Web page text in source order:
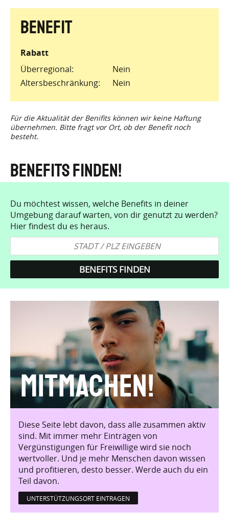
Rabatt
Überregional
Nein
Altersbeschränkung
Nein
Für die Aktualität der Benifits können wir keine Haftung
übernehmen. Bitte fragt vor Ort, ob der Benefit noch
besteht.
Benefits finden!
Du möchtest wissen, welche Benefits in deiner
Umgebung darauf warten, von dir genutzt zu werden?
Hier findest du es heraus.
Mitmachen!
Diese Seite lebt davon, dass alle zusammen aktiv
sind. Mit immer mehr Einträgen von
Vergünstigungen für Freiwillige wird sie noch
wertvoller. Und je mehr Menschen davon wissen
und profitieren, desto besser. Werde auch du ein
Teil davon.
UNTERSTÜTZUNGSORT EINTRAGEN